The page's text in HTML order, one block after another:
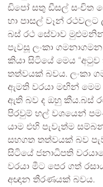
ඩිපෝ සතු ඩීසල් සංචිත
හා පාසල් වෑන්
බස් රථ සේවාව
පැවසූ ලංකා
කියා සිටියේ මෙය “අටුව
තත්වයක් බවය. ලංකා
ඇමති වරයා මඟින් මෙම
ඇති බව ද ඔහු කීය.බස්
පිරවුම් හල් වශයෙන්
යාම එහි පැවැත්ම
සහගත තත්වයක් බව
සිටියේ ජනාධිපති
වරයා මීට පෙර ගත්
අඥාන තීරණයක් බවය.